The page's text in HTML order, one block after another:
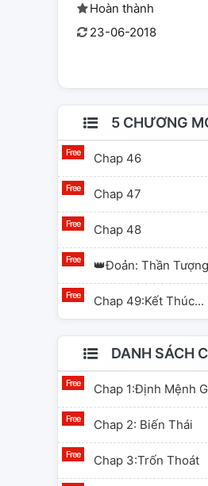
Hoàn thành
23-06-2018
5 CHƯƠNG
Chap 46
Chap 47
Chap 48
👑Đoản: Thần
Chap 49:Kết Thúc...
DANH SÁCH
Chap 1:Định Mệnh
Chap 2: Biến Thái
Chap 3:Trốn Thoát